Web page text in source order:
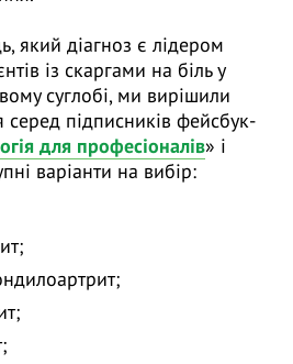
який діагноз є лідером
із скаргами на біль у
суглобі, ми вирішили
серед підписників фейсбук-
для професіоналів» і
варіанти на вибір: